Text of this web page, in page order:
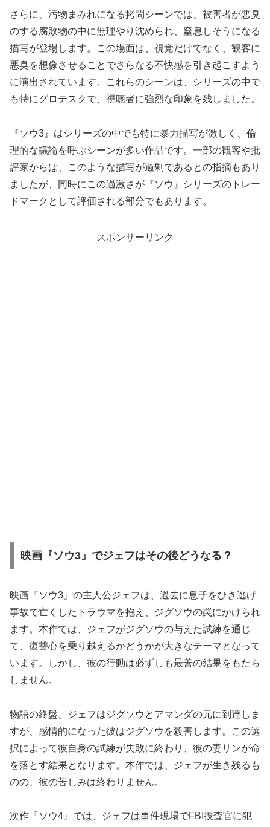
さらに、汚物まみれになる拷問シーンでは、被害者が悪臭
のする腐敗物の中に無理やり沈められ、窒息しそうになる
描写が登場します。この場面は、視覚だけでなく、観客に
悪臭を想像させることでさらなる不快感を引き起こすよう
に演出されています。これらのシーンは、シリーズの中で
も特にグロテスクで、視聴者に強烈な印象を残しました。
『ソウ3』はシリーズの中でも特に暴力描写が激しく、倫
理的な議論を呼ぶシーンが多い作品です。一部の観客や批
評家からは、このような描写が過剰であるとの指摘もあり
ましたが、同時にこの過激さが『ソウ』シリーズのトレー
ドマークとして評価される部分でもあります。
スポンサーリンク
映画『ソウ3』でジェフはその後どうなる？
映画『ソウ3』の主人公ジェフは、過去に息子をひき逃げ
事故で亡くしたトラウマを抱え、ジグソウの罠にかけられ
ます。本作では、ジェフがジグソウの与えた試練を通じ
て、復讐心を乗り越えるかどうかが大きなテーマとなって
います。しかし、彼の行動は必ずしも最善の結果をもたら
しません。
物語の終盤、ジェフはジグソウとアマンダの元に到達しま
すが、感情的になった彼はジグソウを殺害します。この選
択によって彼自身の試練が失敗に終わり、彼の妻リンが命
を落とす結果となります。本作では、ジェフが生き残るも
のの、彼の苦しみは終わりません。
次作『ソウ4』では、ジェフは事件現場でFBI捜査官に犯